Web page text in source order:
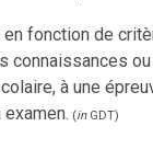
fonction de
connaissances
à une
(inGDT)